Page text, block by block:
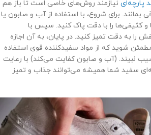
نیازمند روش‌های خاصی است تا باز هم
بمانند. برای شروع، با استفاده از آب و صابون یا
و کثیفی‌ها را با دقت پاک کنید. سپس با
را به دقت تمیز کنید. در پایان، به آن اجازه
شوید که از مواد سفیدکننده قوی استفاده
نبیند. (آب و صابون کفایت می‌کند) با رعایت
سفید شما همیشه می‌توانند جذاب و تمیز